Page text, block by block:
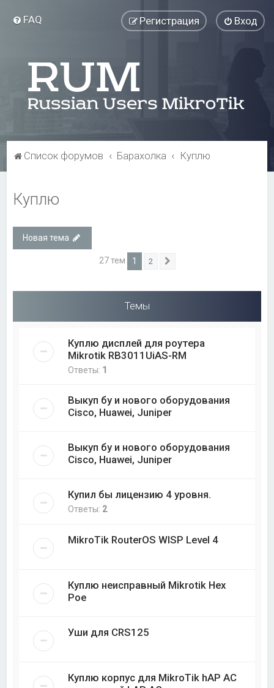
FAQ Вход
Регистрация
Список форумов Барахолка Куплю
Куплю
Новая тема
27 тем 1 2
Темы
Куплю дисплей для роутера
Mikrotik RB3011UiAS-RM
Ответы: 1
Выкуп бу и нового оборудования
Cisco, Huawei, Juniper
Выкуп бу и нового оборудования
Cisco, Huawei, Juniper
Купил бы лицензию 4 уровня.
Ответы: 2
MikroTik RouterOS WISP Level 4
Куплю неисправный Mikrotik Hex
Poe
Уши для CRS125
Куплю корпус для MikroTik hAP AC